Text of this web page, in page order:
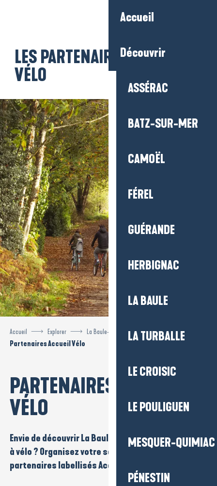
Accueil
Découvrir
ASSÉRAC
BATZ-SUR-MER
CAMOËL
FÉREL
GUÉRANDE
HERBIGNAC
LA BAULE
LA TURBALLE
LE CROISIC
LE POULIGUEN
MESQUER-QUIMIAC
PÉNESTIN
LES PARTENAIRES ACCUEIL
VÉLO
Accueil Explorer
La Baule-Presqu’île de Guérande à vélo
Partenaires Accueil Vélo
PARTENAIRES ACCUEIL
VÉLO
Envie de découvrir La Baule-Presqu’île de Guérande
à vélo ? Organisez votre séjour avec nos
partenaires labellisés Accueil Vélo !